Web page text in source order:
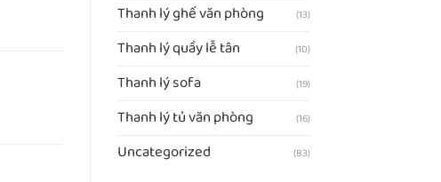
Thanh lý ghế văn phòng (13)
Thanh lý quầy lễ tân (10)
Thanh lý sofa (19)
Thanh lý tủ văn phòng (16)
Uncategorized (83)